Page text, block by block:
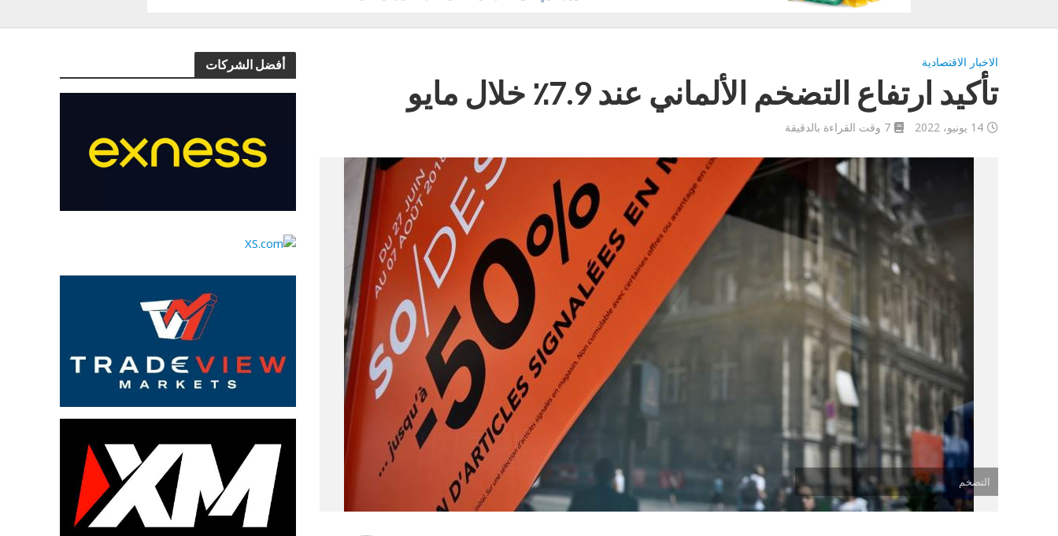
أفضل الشركات الاخبار الاقتصادية
تأكيد ارتفاع التضخم الألماني عند 7.9٪ خلال مايو
14 يونيو، 2022 7 وقت القراءة بالدقيقة
التضخم